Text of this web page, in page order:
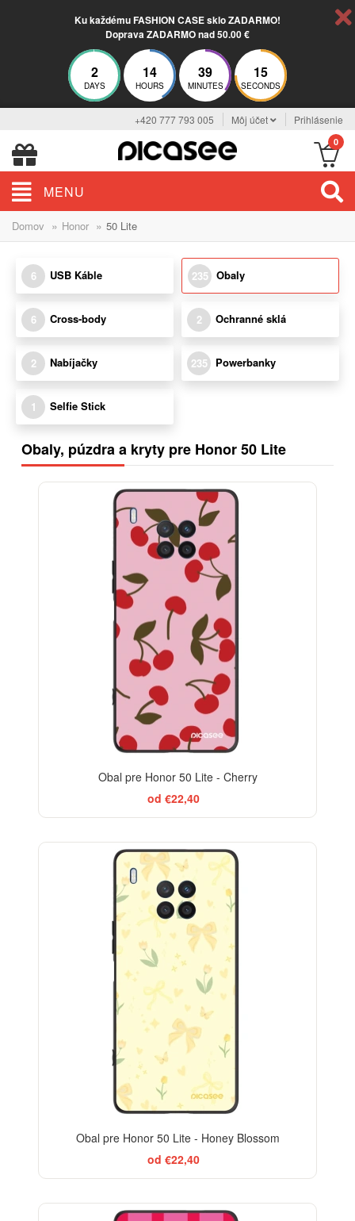
Ku každému FASHION CASE sklo ZADARMO!
Doprava ZADARMO nad 50.00 €
2
DAYS
14
HOURS
39
MINUTES
14
SECONDS
+420 777 793 005 Môj účet Prihlásenie
0
MENU
Domov » Honor » 50 Lite
6 USB Káble 235 Obaly
6 Cross-body 2 Ochranné sklá
2 Nabíjačky 235 Powerbanky
1 Selfie Stick
Obaly, púzdra a kryty pre Honor 50 Lite
Obal pre Honor 50 Lite - Cherry
od €22,40
Obal pre Honor 50 Lite - Honey Blossom
od €22,40